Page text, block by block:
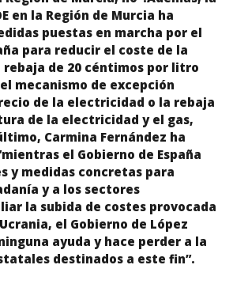
en la Región de Murcia ha
puestas en marcha por el
para reducir el coste de la
rebaja de 20 céntimos por litro
mecanismo de excepción
de la electricidad o la rebaja
de la electricidad y el gas,
Carmina Fernández ha
el Gobierno de España
y medidas concretas para
y a los sectores
la subida de costes provocada
el Gobierno de López
ayuda y hace perder a la
destinados a este fin”.